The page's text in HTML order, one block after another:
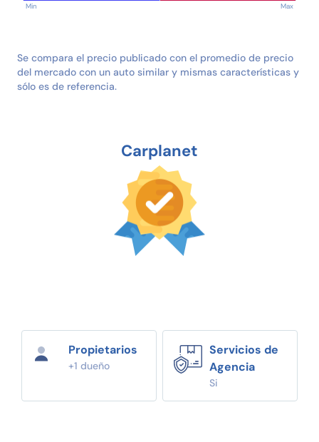
Min Max
Se compara el precio publicado con el promedio de precio
del mercado con un auto similar y mismas características y
sólo es de referencia.
Carplanet
Propietarios
+1 dueño
Servicios de
Agencia
Si